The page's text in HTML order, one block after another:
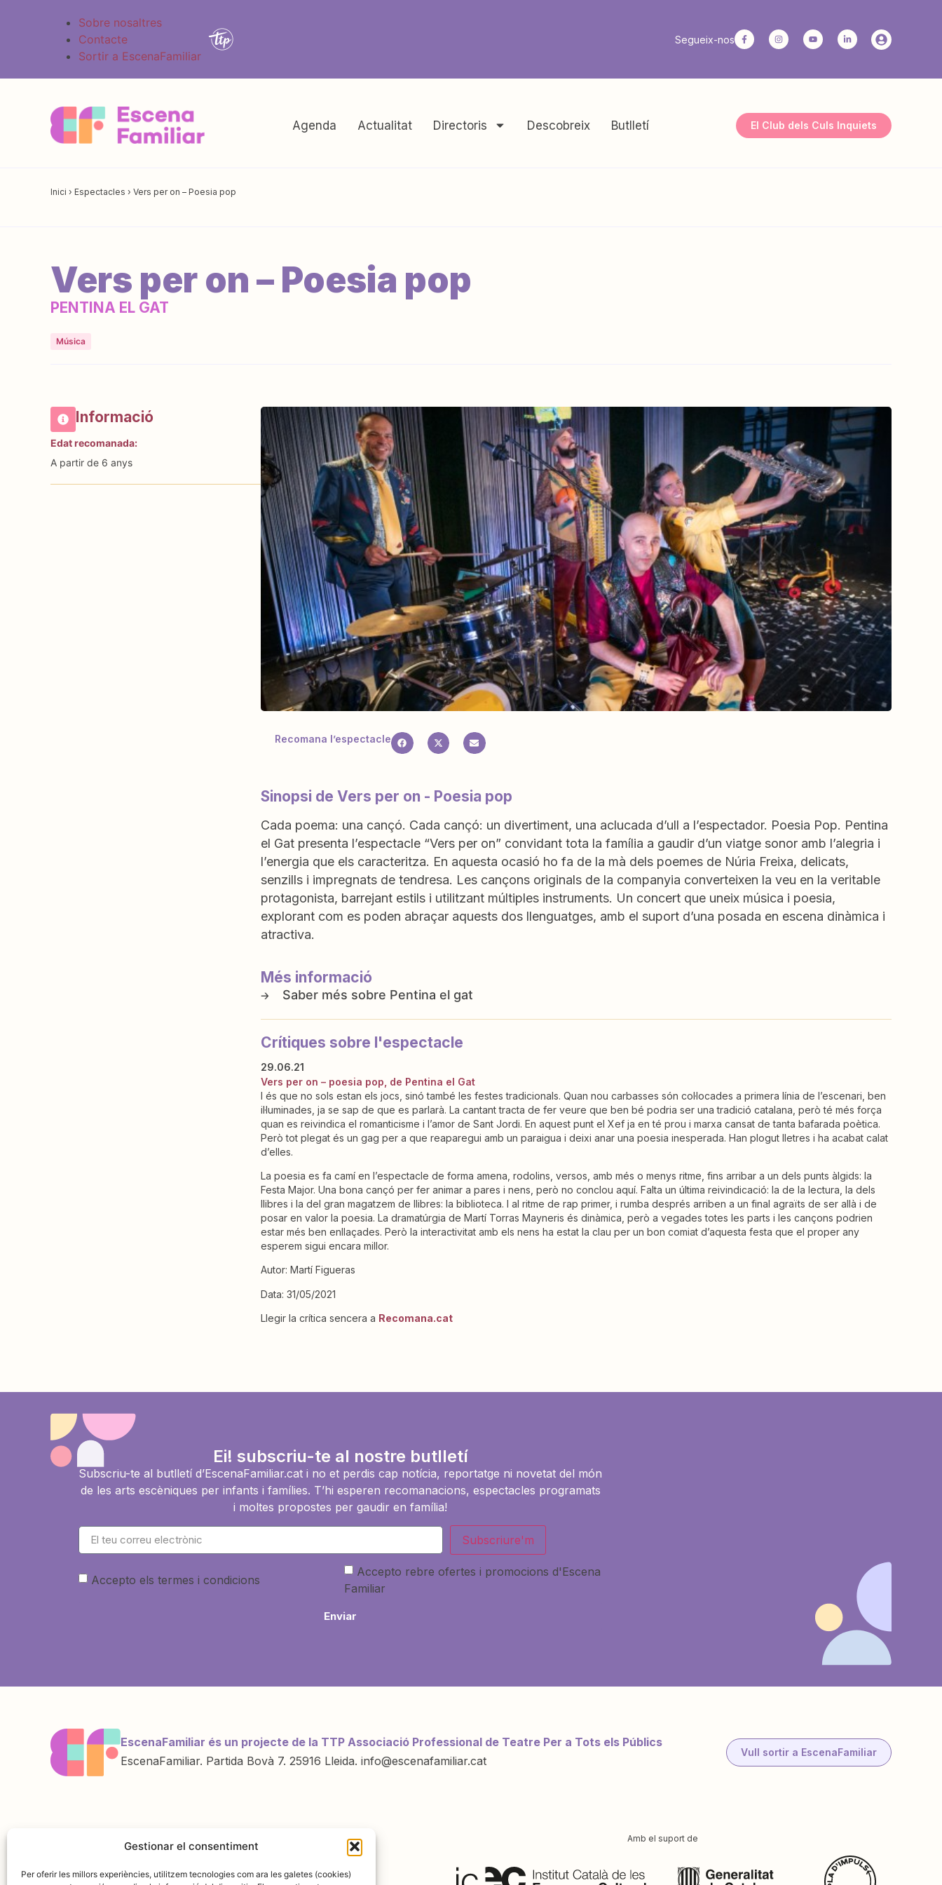
Gestionar el consentiment
Per oferir les millors experiències, utilitzem tecnologies com ara les galetes (cookies)
Sobre nosaltres
Contacte
Sortir a EscenaFamiliar
Segueix-nos
Agenda Actualitat Directoris Descobreix Butlletí El Club dels Culs Inquiets
Inici › Espectacles › Vers per on – Poesia pop
Vers per on – Poesia pop
PENTINA EL GAT
Música
Informació
Edat recomanada:
A partir de 6 anys
Recomana l’espectacle
Sinopsi de Vers per on - Poesia pop
Cada poema: una cançó. Cada cançó: un divertiment, una aclucada d’ull a l’espectador. Poesia Pop. Pentina
el Gat presenta l’espectacle “Vers per on” convidant tota la família a gaudir d’un viatge sonor amb l’alegria i
l’energia que els caracteritza. En aquesta ocasió ho fa de la mà dels poemes de Núria Freixa, delicats,
senzills i impregnats de tendresa. Les cançons originals de la companyia converteixen la veu en la veritable
protagonista, barrejant estils i utilitzant múltiples instruments. Un concert que uneix música i poesia,
explorant com es poden abraçar aquests dos llenguatges, amb el suport d’una posada en escena dinàmica i
atractiva.
Més informació
Pentina el gat
Crítiques sobre l'espectacle
29.06.21
Vers per on – poesia pop, de Pentina el Gat
I és que no sols estan els jocs, sinó també les festes tradicionals. Quan nou carbasses són col·locades a primera línia de l’escenari, ben
il·luminades, ja se sap de que es parlarà. La cantant tracta de fer veure que ben bé podria ser una tradició catalana, però té més força
quan es reivindica el romanticisme i l’amor de Sant Jordi. En aquest punt el Xef ja en té prou i marxa cansat de tanta bafarada poètica.
Però tot plegat és un gag per a que reaparegui amb un paraigua i deixi anar una poesia inesperada. Han plogut lletres i ha acabat calat
d’elles.
La poesia es fa camí en l’espectacle de forma amena, rodolins, versos, amb més o menys ritme, fins arribar a un dels punts àlgids: la
Festa Major. Una bona cançó per fer animar a pares i nens, però no conclou aquí. Falta un última reivindicació: la de la lectura, la dels
llibres i la del gran magatzem de llibres: la biblioteca. I al ritme de rap primer, i rumba després arriben a un final agraïts de ser allà i de
posar en valor la poesia. La dramatúrgia de Martí Torras Mayneris és dinàmica, però a vegades totes les parts i les cançons podrien
estar més ben enllaçades. Però la interactivitat amb els nens ha estat la clau per un bon comiat d’aquesta festa que el proper any
esperem sigui encara millor.
Autor: Martí Figueras
Data: 31/05/2021
Llegir la crítica sencera a Recomana.cat
Ei! subscriu-te al nostre butlletí
Subscriu-te al butlletí d’EscenaFamiliar.cat i no et perdis cap notícia, reportatge ni novetat del món
de les arts escèniques per infants i famílies. T’hi esperen recomanacions, espectacles programats
i moltes propostes per gaudir en família!
Subscriure'm
Accepto els termes i condicions
Accepto rebre ofertes i promocions d'Escena
Familiar
Enviar
EscenaFamiliar és un projecte de la TTP Associació Professional de Teatre Per a Tots els Públics
EscenaFamiliar. Partida Bovà 7. 25916 Lleida. info@escenafamiliar.cat
Vull sortir a EscenaFamiliar
Amb la col·laboració de: Amb el suport de